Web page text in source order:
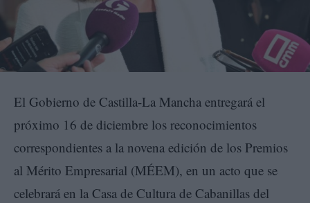
El Gobierno de Castilla-La Mancha entregará el
próximo 16 de diciembre los reconocimientos
correspondientes a la novena edición de los Premios
al Mérito Empresarial (MÉEM), en un acto que se
celebrará en la Casa de Cultura de Cabanillas del